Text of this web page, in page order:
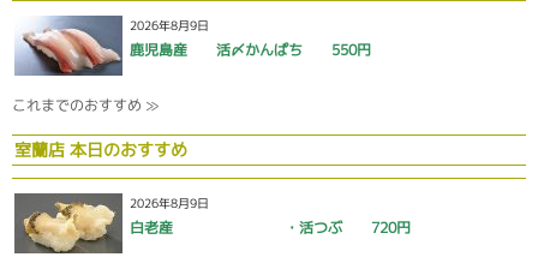
2026年8月9日
鹿児島産 活〆かんぱち 550円
これまでのおすすめ ≫
室蘭店 本日のおすすめ
2026年8月9日
白老産 ・活つぶ 720円